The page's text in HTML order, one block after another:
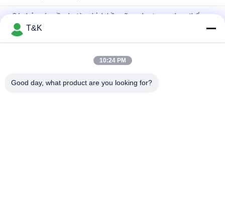
Các bản vá quần áo tùy chỉnh bền vững cho trang phục thể
thao
in logo Truyền nhiệt TPU Patch Logo chính cho thương hiệu
T&K
10:24 PM
Good day, what product are you looking for?